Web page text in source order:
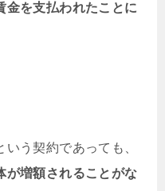
金を支払われたことに
う契約であっても、
が増額されることがな